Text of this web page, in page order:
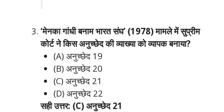
‘मेनका गांधी बनाम भारत संघ’ (1978) मामले में सुप्रीम
कोर्ट ने किस अनुच्छेद की व्याख्या को व्यापक बनाया?
(A) अनुच्छेद 19
(B) अनुच्छेद 20
(C) अनुच्छेद 21
(D) अनुच्छेद 22
सही उत्तर: (C) अनुच्छेद 21